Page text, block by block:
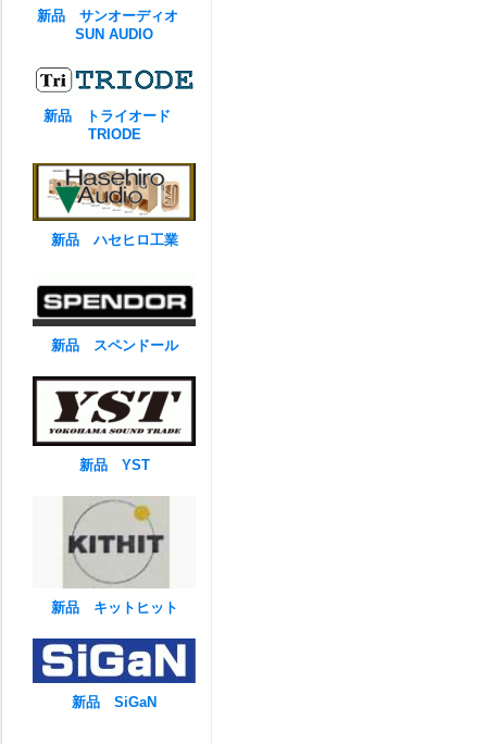
新品 サンオーディオ
SUN AUDIO
新品 トライオード
TRIODE
新品 ハセヒロ工業
新品 スペンドール
新品 YST
新品 キットヒット
新品 SiGaN